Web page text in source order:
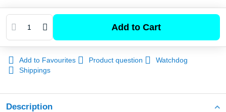
Add to Cart
Add to Favourites Product question
Watchdog
Shippings
Description